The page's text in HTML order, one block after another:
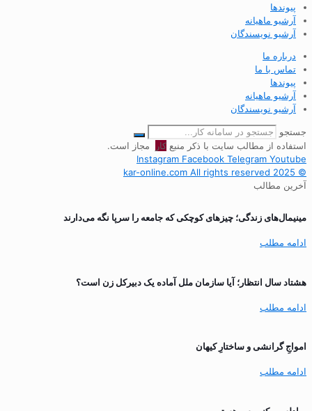
پیوندها
آرشیو ماهیانه
آرشیو نویسندگان
درباره ما
تماس با ما
پیوندها
آرشیو ماهیانه
آرشیو نویسندگان
جستجو
استفاده از مطالب سایت با ذکر منبع کار
مجاز است.
Instagram Facebook Telegram Youtube
© 2025 kar-online.com All rights reserved
آخرین مطالب
مینیمال‌های زندگی؛ چیزهای کوچکی که جامعه را سرپا نگه می‌دارند
ادامه مطلب
هشتاد سال انتظار؛ آیا سازمان ملل آماده یک دبیرکل زن است؟
ادامه مطلب
‌امواجِ گرانشی و ساختارِ کیهان
ادامه مطلب